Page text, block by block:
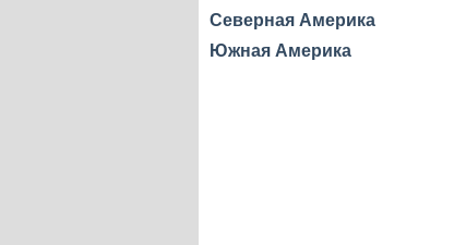
Северная Америка
Южная Америка